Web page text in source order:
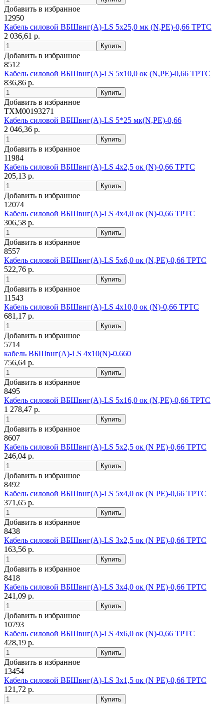
Добавить в избранное
12950
Кабель силовой ВБШвнг(А)-LS 5х25,0 мк (N,PE)-0,66 ТРТС
2 036,61 р.
Добавить в избранное
8512
Кабель силовой ВБШвнг(А)-LS 5х10,0 ок (N,РЕ)-0,66 ТРТС
836,86 р.
Добавить в избранное
ТХМ00193271
Кабель силовой ВБШвнг(А)-LS 5*25 мк(N,PE)-0,66
2 046,36 р.
Добавить в избранное
11984
Кабель силовой ВБШвнг(А)-LS 4х2,5 ок (N)-0,66 ТРТС
205,13 р.
Добавить в избранное
12074
Кабель силовой ВБШвнг(А)-LS 4х4,0 ок (N)-0,66 ТРТС
306,58 р.
Добавить в избранное
8557
Кабель силовой ВБШвнг(А)-LS 5х6,0 ок (N,PE)-0,66 ТРТС
522,76 р.
Добавить в избранное
11543
Кабель силовой ВБШвнг(А)-LS 4х10,0 ок (N)-0,66 ТРТС
681,17 р.
Добавить в избранное
5714
кабель ВБШвнг(А)-LS 4х10(N)-0.660
756,64 р.
Добавить в избранное
8495
Кабель силовой ВБШвнг(А)-LS 5х16,0 ок (N,РЕ)-0,66 ТРТС
1 278,47 р.
Добавить в избранное
8607
Кабель силовой ВБШвнг(А)-LS 5х2,5 ок (N PE)-0,66 ТРТС
246,04 р.
Добавить в избранное
8492
Кабель силовой ВБШвнг(А)-LS 5х4,0 ок (N PE)-0,66 ТРТС
371,65 р.
Добавить в избранное
8438
Кабель силовой ВБШвнг(А)-LS 3х2,5 ок (N PE)-0,66 ТРТС
163,56 р.
Добавить в избранное
8418
Кабель силовой ВБШвнг(А)-LS 3х4,0 ок (N PE)-0,66 ТРТС
241,09 р.
Добавить в избранное
10793
Кабель силовой ВБШвнг(А)-LS 4х6,0 ок (N)-0,66 ТРТС
428,19 р.
Добавить в избранное
13454
Кабель силовой ВБШвнг(А)-LS 3х1,5 ок (N PE)-0,66 ТРТС
121,72 р.